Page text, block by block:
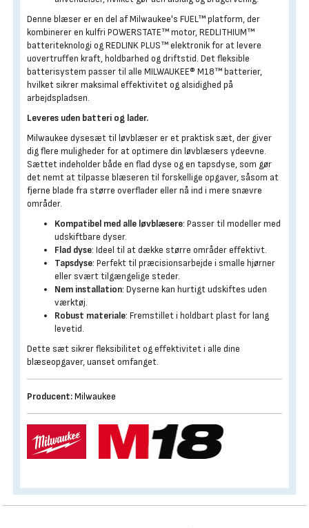
Denne blæser er en del af Milwaukee's FUEL™ platform, der
kombinerer en kulfri POWERSTATE™ motor, REDLITHIUM™
batteriteknologi og REDLINK PLUS™ elektronik for at levere
uovertruffen kraft, holdbarhed og driftstid. Det fleksible
batterisystem passer til alle MILWAUKEE® M18™ batterier,
hvilket sikrer maksimal effektivitet og alsidighed på
arbejdspladsen.
Leveres uden batteri og lader.
Milwaukee dysesæt til løvblæser er et praktisk sæt, der giver
dig flere muligheder for at optimere din løvblæsers ydeevne.
Sættet indeholder både en flad dyse og en tapsdyse, som gør
det nemt at tilpasse blæseren til forskellige opgaver, såsom at
fjerne blade fra større overflader eller nå ind i mere snævre
områder.
Kompatibel med alle løvblæsere: Passer til modeller med
udskiftbare dyser.
Flad dyse: Ideel til at dække større områder effektivt.
Tapsdyse: Perfekt til præcisionsarbejde i smalle hjørner
eller svært tilgængelige steder.
Nem installation: Dyserne kan hurtigt udskiftes uden
værktøj.
Robust materiale: Fremstillet i holdbart plast for lang
levetid.
Dette sæt sikrer fleksibilitet og effektivitet i alle dine
blæseopgaver, uanset omfanget.
Producent:Milwaukee